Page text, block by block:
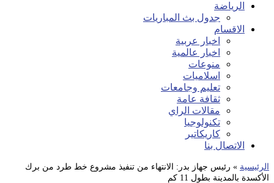
الرياضة
جدول بث المباريات
الاقسام
اخبار عربية
اخبار عالمية
منوعات
اسلاميات
تعليم وجامعات
ثقافة عامة
مقالات الراي
تكنولوجيا
كاريكاتير
الاتصال بنا
الرئيسية » رئيس جهاز بدر: الانتهاء من تنفيذ مشروع خط طرد من برك
الأكسدة بالمدينة بطول 11 كم